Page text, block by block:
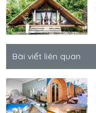
Bài viết liên quan